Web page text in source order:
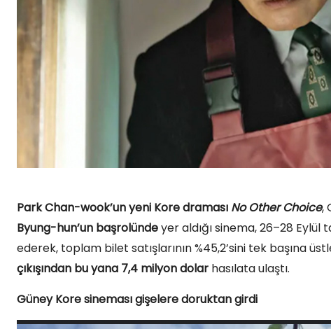
Park Chan-wook’un yeni Kore draması No Other Choice,
Byung-hun’un başrolündeyer aldığı sinema, 26–28 Eylül
ederek, toplam bilet satışlarının %45,2’sini tek başına
çıkışından bu yana 7,4 milyon dolar hasılata ulaştı.
Güney Kore sineması gişelere doruktan girdi